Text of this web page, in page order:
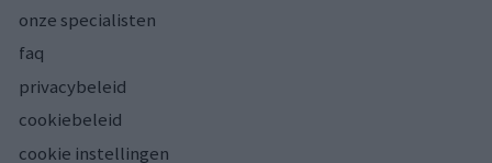
onze specialisten
faq
privacybeleid
cookiebeleid
cookie instellingen